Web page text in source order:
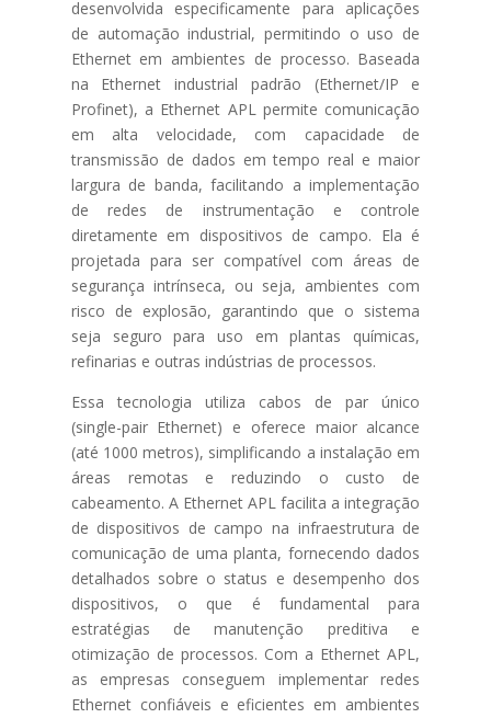
desenvolvida especificamente para aplicações
de automação industrial, permitindo o uso de
Ethernet em ambientes de processo. Baseada
na Ethernet industrial padrão (Ethernet/IP e
Profinet), a Ethernet APL permite comunicação
em alta velocidade, com capacidade de
transmissão de dados em tempo real e maior
largura de banda, facilitando a implementação
de redes de instrumentação e controle
diretamente em dispositivos de campo. Ela é
projetada para ser compatível com áreas de
segurança intrínseca, ou seja, ambientes com
risco de explosão, garantindo que o sistema
seja seguro para uso em plantas químicas,
refinarias e outras indústrias de processos.
Essa tecnologia utiliza cabos de par único
(single-pair Ethernet) e oferece maior alcance
(até 1000 metros), simplificando a instalação em
áreas remotas e reduzindo o custo de
cabeamento. A Ethernet APL facilita a integração
de dispositivos de campo na infraestrutura de
comunicação de uma planta, fornecendo dados
detalhados sobre o status e desempenho dos
dispositivos, o que é fundamental para
estratégias de manutenção preditiva e
otimização de processos. Com a Ethernet APL,
as empresas conseguem implementar redes
Ethernet confiáveis e eficientes em ambientes